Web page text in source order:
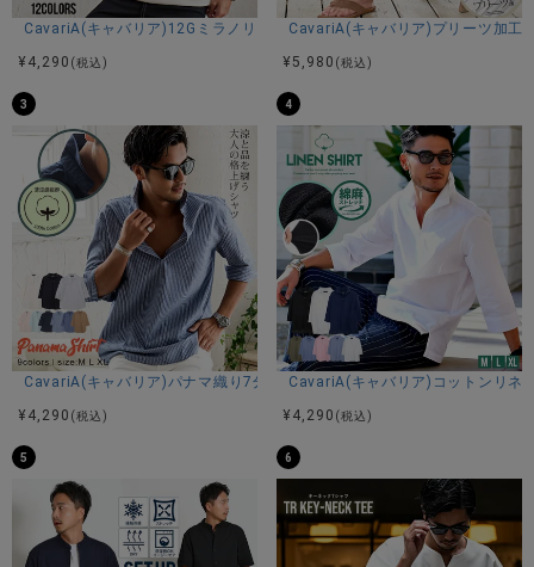
CavariA(キャバリア)12Gミラノリブクルーネックドルマンハーフスリー
¥ 4,290 (税込)
CavariA(キャバリア)プリーツ加工
¥ 5,980 (税込)
3
CavariA(キャバリア)パナマ織り7分袖カプリシャツ/全9色
¥ 4,290 (税込)
4
CavariA(キャバリア)コットンリネ
¥ 4,290 (税込)
5 6